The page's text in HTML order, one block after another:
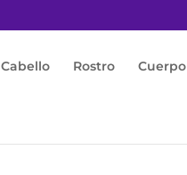
Cabello Rostro Cuerpo